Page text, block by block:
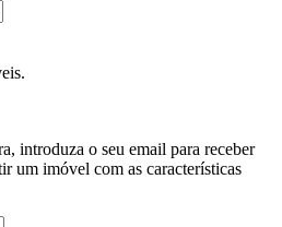
introduza o seu email para receber
um imóvel com as características